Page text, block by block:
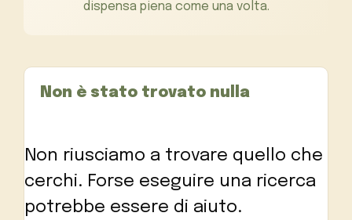
dispensa piena come una volta.
Non è stato trovato nulla
Non riusciamo a trovare quello che
cerchi. Forse eseguire una ricerca
potrebbe essere di aiuto.